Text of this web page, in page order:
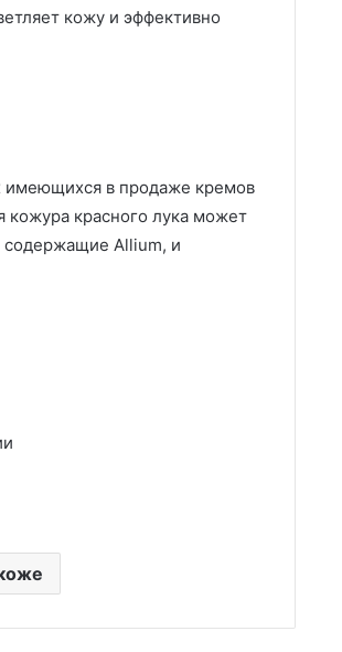
кожу и эффективно
имеющихся в продаже кремов
кожура красного лука может
содержащие Allium, и